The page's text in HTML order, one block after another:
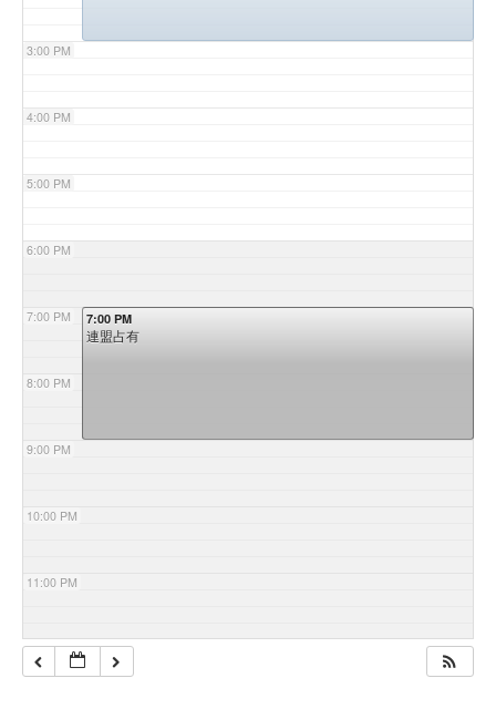
3:00 PM
4:00 PM
5:00 PM
6:00 PM
7:00 PM
8:00 PM
9:00 PM
10:00 PM
11:00 PM
7:00 PM
連盟占有